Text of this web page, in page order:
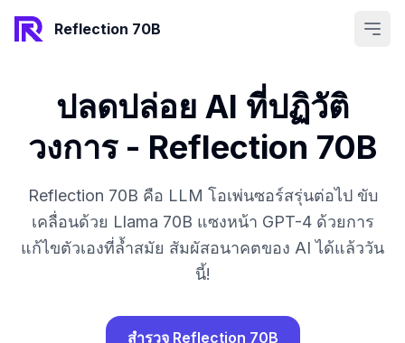
Reflection 70B Open
ปลดปล่อย AI ที่ปฏิวัติ
วงการ - Reflection 70B
Reflection 70B คือ LLM โอเพ่นซอร์สรุ่นต่อไป ขับ
เคลื่อนด้วย Llama 70B แซงหน้า GPT-4 ด้วยการ
แก้ไขตัวเองที่ล้ำสมัย สัมผัสอนาคตของ AI ได้แล้ววัน
นี้!
สำรวจ Reflection 70B